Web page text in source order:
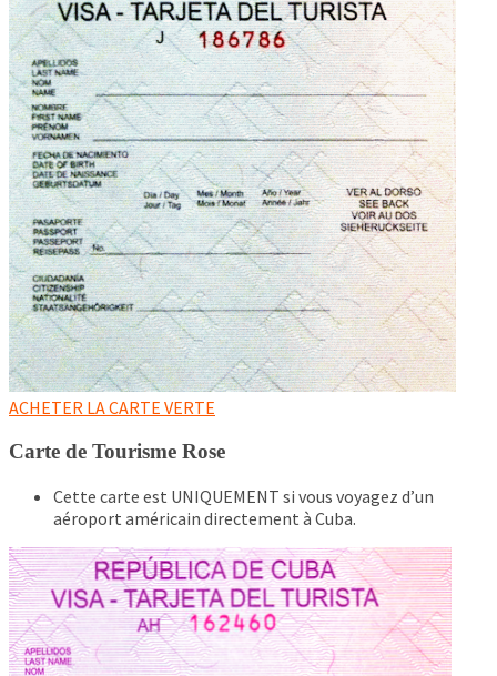
ACHETER LA CARTE VERTE
Carte de Tourisme Rose
Cette carte est UNIQUEMENT si vous voyagez d’un
aéroport américain directement à Cuba.